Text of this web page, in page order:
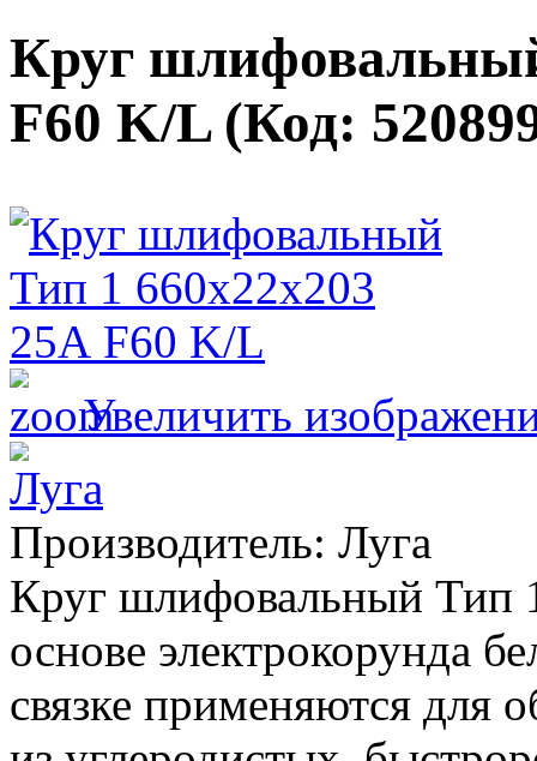
Круг
F60 K/L (Код:
Увеличить
Производитель: Луга
Круг шлифовальный Тип
основе электрокорунда
связке применяются для